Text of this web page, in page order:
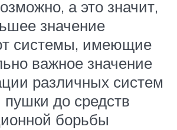
а это значит,
значение
системы, имеющие
важное значение
различных систем
пушки до средств
борьбы